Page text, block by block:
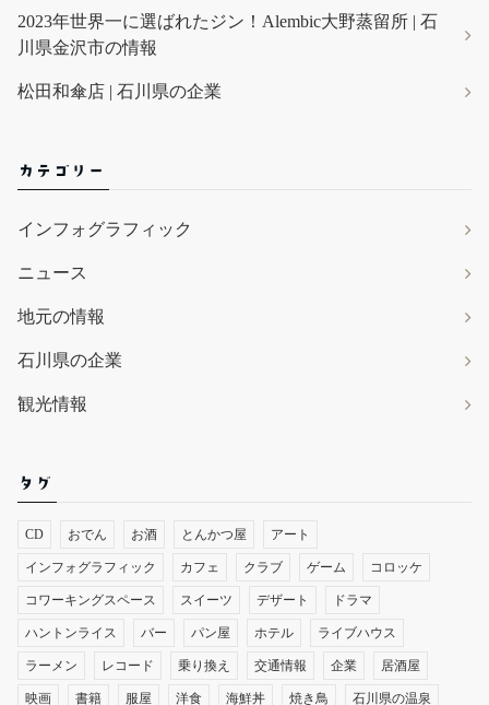
2023年世界一に選ばれたジン！Alembic大野蒸留所 | 石
川県金沢市の情報
松田和傘店 | 石川県の企業
カテゴリー
インフォグラフィック
ニュース
地元の情報
石川県の企業
観光情報
タグ
CD おでん お酒 とんかつ屋 アート
インフォグラフィック カフェ クラブ ゲーム コロッケ
コワーキングスペース スイーツ デザート ドラマ
ハントンライス バー パン屋 ホテル ライブハウス
ラーメン レコード 乗り換え 交通情報 企業 居酒屋
映画 書籍 服屋 洋食 海鮮丼 焼き鳥 石川県の温泉